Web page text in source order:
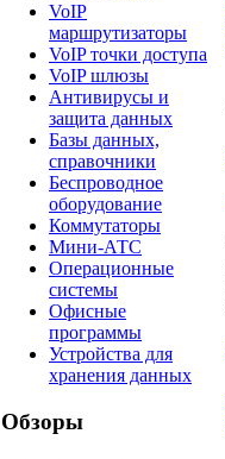
VoIP
маршрутизаторы
VoIP точки доступа
VoIP шлюзы
Антивирусы и
защита данных
Базы данных,
справочники
Беспроводное
оборудование
Коммутаторы
Мини-АТС
Операционные
системы
Офисные
программы
Устройства для
хранения данных
Обзоры